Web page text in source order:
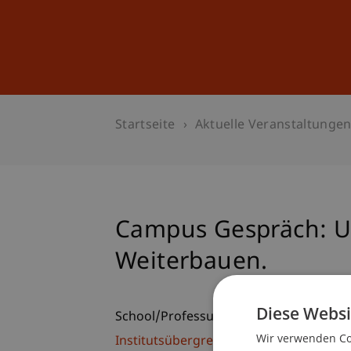
Startseite Aktuelle Veranstaltungen
Campus Gespräch:
Weiterbauen.
School/Professur:
Institutsübergreifende
Diese
Wir verwenden